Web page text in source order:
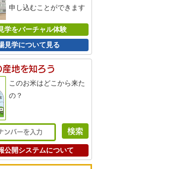
申し込むことができます
学をバーチャル体験
見学について見る
産地を知ろう
このお米はどこから来た
の？
公開システムについて